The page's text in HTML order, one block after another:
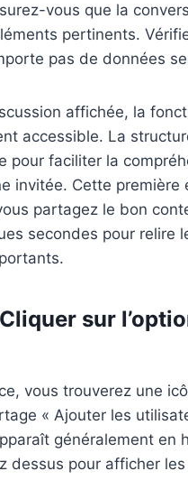
vous que la
pertinents.
pas de données
affichée, la
accessible. La
pour faciliter la
invitée. Cette première
partagez le bon
secondes pour relire
sur
vous trouverez une
« Ajouter les
généralement en
dessus pour afficher